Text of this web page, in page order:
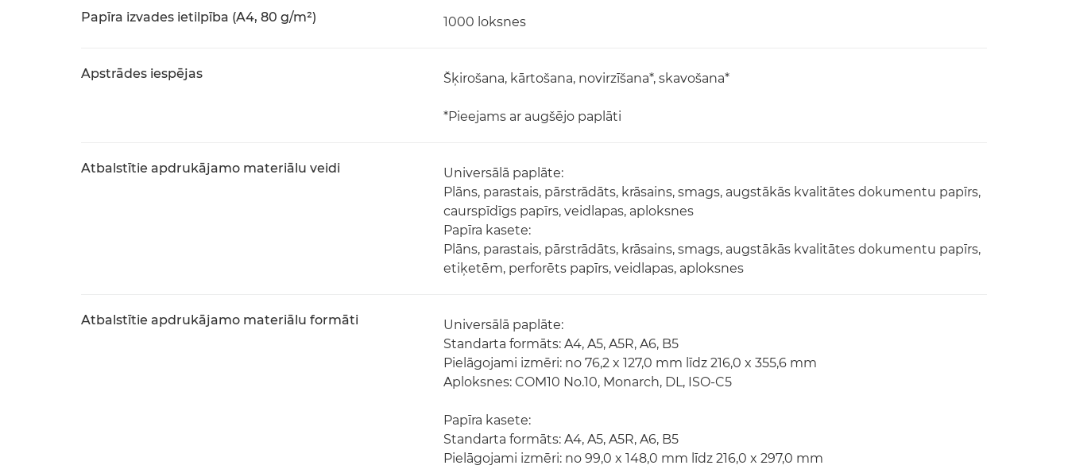
Papīra izvades ietilpība (A4, 80 g/m²) 1000 loksnes
Apstrādes iespējas Šķirošana, kārtošana, novirzīšana*, skavošana*
*Pieejams ar augšējo paplāti
Atbalstītie apdrukājamo materiālu veidi
Universālā paplāte:
Plāns, parastais, pārstrādāts, krāsains, smags, augstākās kvalitātes dokumentu papīrs,
caurspīdīgs papīrs, veidlapas, aploksnes
Papīra kasete:
Plāns, parastais, pārstrādāts, krāsains, smags, augstākās kvalitātes dokumentu papīrs,
etiķetēm, perforēts papīrs, veidlapas, aploksnes
Atbalstītie apdrukājamo materiālu formāti
Universālā paplāte:
Standarta formāts: A4, A5, A5R, A6, B5
Pielāgojami izmēri: no 76,2 x 127,0 mm līdz 216,0 x 355,6 mm
Aploksnes: COM10 No.10, Monarch, DL, ISO-C5
Papīra kasete:
Standarta formāts: A4, A5, A5R, A6, B5
Pielāgojami izmēri: no 99,0 x 148,0 mm līdz 216,0 x 297,0 mm